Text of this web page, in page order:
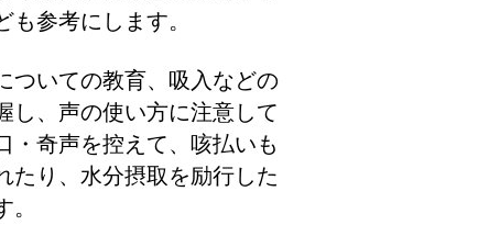
参考にします。
いての教育、吸入などの
し、声の使い方に注意して
・奇声を控えて、咳払いも
たり、水分摂取を励行した